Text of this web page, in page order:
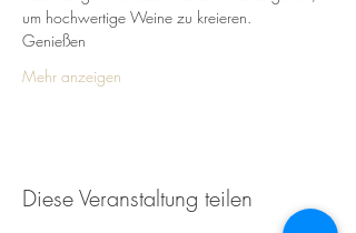
um hochwertige Weine zu kreieren.
Genießen
Mehr anzeigen
Diese Veranstaltung teilen